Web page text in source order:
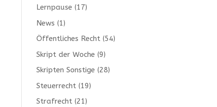
Lernpause (17)
News (1)
Öffentliches Recht(54)
Skript der Woche (9)
Skripten Sonstige (28)
Steuerrecht(19)
Strafrecht(21)